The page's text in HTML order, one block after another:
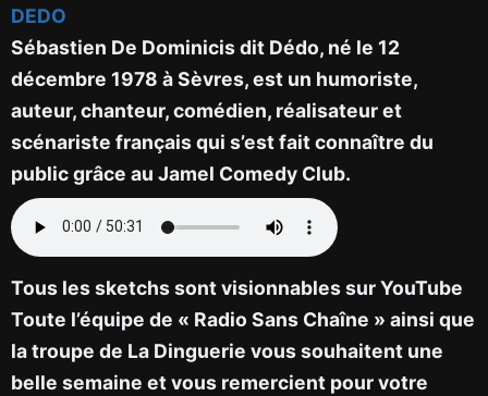
DEDO
Sébastien De Dominicis dit Dédo, né le 12
décembre 1978 à Sèvres, est un humoriste,
auteur, chanteur, comédien, réalisateur et
scénariste français qui s’est fait connaître du
public grâce au Jamel Comedy Club.
Tous les sketchs sont visionnables sur YouTube
Toute l’équipe de « Radio Sans Chaîne » ainsi que
la troupe de La Dinguerie vous souhaitent une
belle semaine et vous remercient pour votre